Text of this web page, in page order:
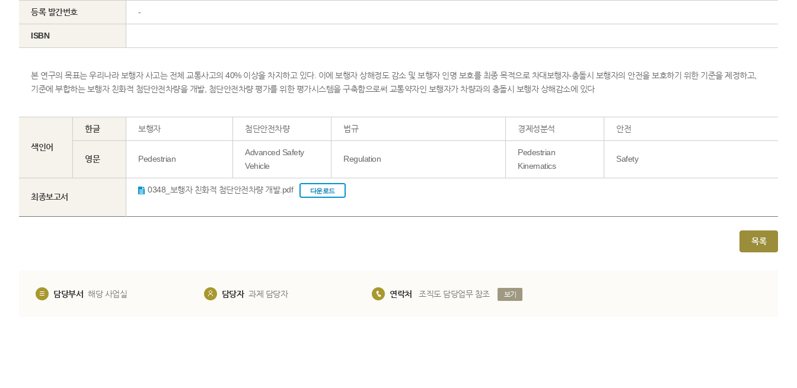
등록 발간번호 -
ISBN
본 연구의 목표는 우리나라 보행자 사고는 전체 교통사고의 40% 이상을 차지하고 있다. 이에 보행자 상해정도 감소 및 보행자 인명 보호를 최종 목적으로 차대보행자-충돌시 보행자의 안전을 보호하기 위한 기준을 제정하고,
기준에 부합하는 보행자 친화적 첨단안전차량을 개발, 첨단안전차량 평가를 위한 평가시스템을 구축함으로써 교통약자인 보행자가 차량과의 충돌시 보행자 상해감소에 있다
색인어
한글 보행자 첨단안전차량 법규 경제성분석 안전
영문 Pedestrian
Advanced Safety
Vehicle
Regulation
Pedestrian
Kinematics
Safety
최종보고서
다운로드
목록
담당부서 해당 사업실 담당자 과제 담당자 연락처 조직도 담당업무 참조 보기